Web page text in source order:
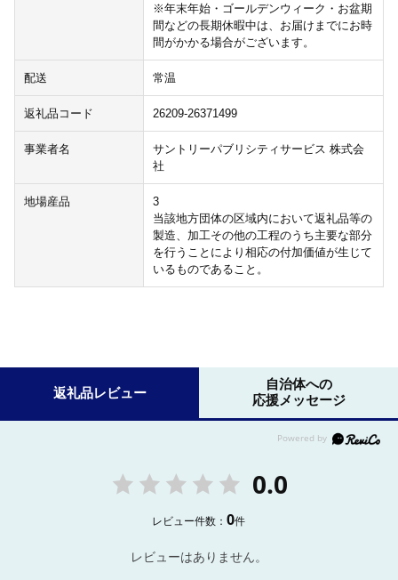
※年末年始・ゴールデンウィーク・お盆期
間などの長期休暇中は、お届けまでにお時
間がかかる場合がございます。
配送 常温
返礼品コード 26209-26371499
事業者名
サントリーパブリシティサービス 株式会
社
地場産品
3
当該地方団体の区域内において返礼品等の
製造、加工その他の工程のうち主要な部分
を行うことにより相応の付加価値が生じて
いるものであること。
返礼品レビュー
自治体への
応援メッセージ
0.0
レビュー件数：0件
レビューはありません。